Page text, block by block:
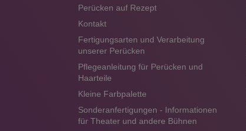
Perücken auf Rezept
Kontakt
Fertigungsarten und Verarbeitung
unserer Perücken
Pflegeanleitung für Perücken und
Haarteile
Kleine Farbpalette
Sonderanfertigungen - Informationen
für Theater und andere Bühnen